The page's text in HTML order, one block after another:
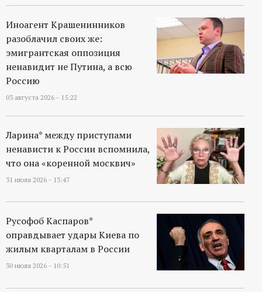
о
р
т
а
л
Иноагент Крашенинников
разоблачил своих же:
эмигрантская оппозиция
ненавидит не Путина, а всю
Россию
03 августа 2026 - 15:22
Ларина* между приступами
ненависти к России вспомнила,
что она «коренной москвич»
31 июля 2026 - 13:47
Русофоб Каспаров*
оправдывает удары Киева по
жилым кварталам в России
30 июля 2026 - 10:51